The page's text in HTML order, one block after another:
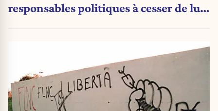
responsables politiques à cesser de lui